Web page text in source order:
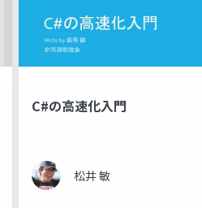
C#の高速化入門
松井 敏